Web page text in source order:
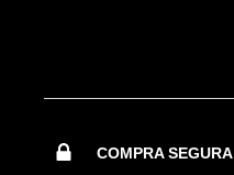
COMPRA SEGURA